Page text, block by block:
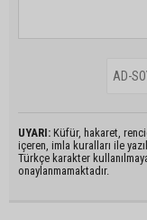
UYARI: Küfür, hakaret,
içeren, imla kuralları ile
Türkçe karakter
onaylanmamaktadır.